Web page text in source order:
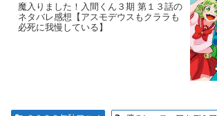
魔入りました！入間くん３期 第１３話の
ネタバレ感想【アスモデウスもクララも
必死に我慢している】